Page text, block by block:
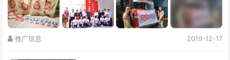
推广信息 2019-12-17